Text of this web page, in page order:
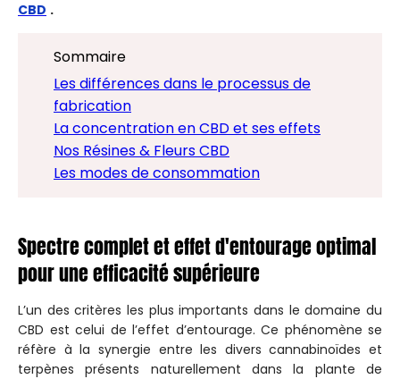
CBD .
Sommaire
Les différences dans le processus de
fabrication
La concentration en CBD et ses effets
Nos Résines & Fleurs CBD
Les modes de consommation
Spectre complet et effet d'entourage optimal
pour une efficacité supérieure
L’un des critères les plus importants dans le domaine du
CBD est celui de l’effet d’entourage. Ce phénomène se
réfère à la synergie entre les divers cannabinoïdes et
terpènes présents naturellement dans la plante de